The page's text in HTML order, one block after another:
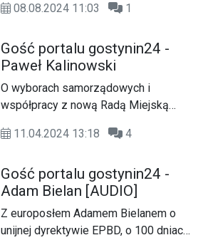
wywozowe. Zbliża się termin
08.08.2024 11:03 1
Gość portalu gostynin24 -
Paweł Kalinowski
O wyborach samorządowych i
współpracy z nową Radą Miejską
rozmowie z Andrzejem Adamskim.
11.04.2024 13:18 4
Gość portalu gostynin24 -
Adam Bielan [AUDIO]
Z europosłem Adamem Bielanem o
unijnej dyrektywie EPBD, o 100 dniach